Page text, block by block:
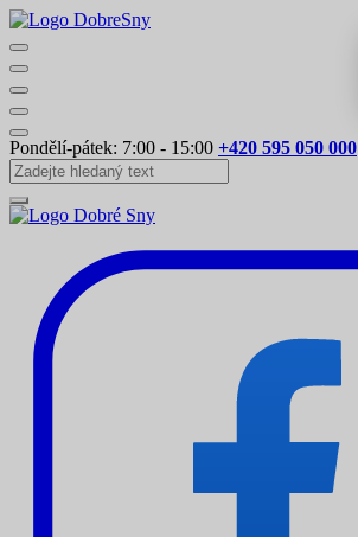
Pondělí-pátek: 7:00 - 15:00 +420 595 050 000